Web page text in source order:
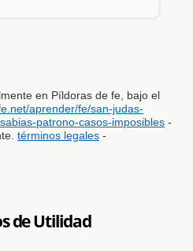
en Píldoras de fe, bajo el
aprender/fe/san-judas-
patrono-casos-imposibles -
términos legales -
de Utilidad